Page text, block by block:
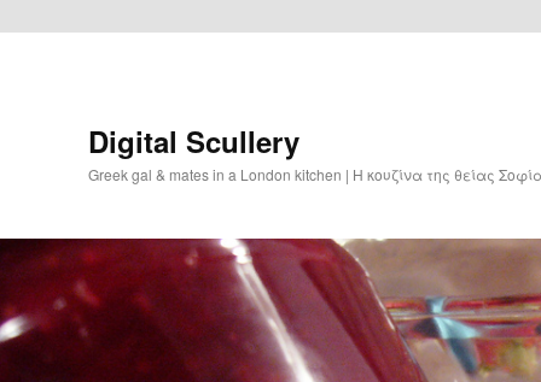
Digital Scullery
Greek gal & mates in a London kitchen | Η κουζίνα της θείας